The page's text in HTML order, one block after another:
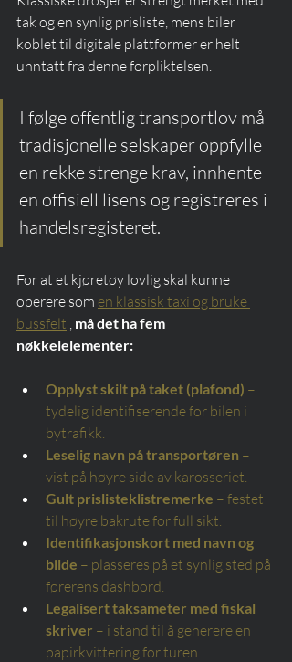
tak og en synlig prisliste, mens biler
koblet til digitale plattformer er helt
unntatt fra denne forpliktelsen.
I følge offentlig transportlov må
tradisjonelle selskaper oppfylle
en rekke strenge krav, innhente
en offisiell lisens og registreres i
handelsregisteret.
For at et kjøretøy lovlig skal kunne
operere som en klassisk taxi og bruke
bussfelt må det ha fem
nøkkelelementer:
Opplyst skilt på taket (plafond) –
tydelig identifiserende for bilen i
bytrafikk.
Leselig navn på transportøren –
vist på høyre side av karosseriet.
Gult prislisteklistremerke – festet
til høyre bakrute for full sikt.
Identifikasjonskort med navn og
bilde – plasseres på et synlig sted på
førerens dashbord.
Legalisert taksameter med fiskal
skriver – i stand til å generere en
papirkvittering for turen.